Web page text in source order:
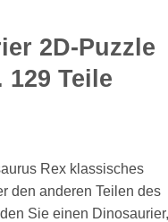
2D-Puzzle
129 Teile
Rex klassisches
den anderen Teilen des
Sie einen